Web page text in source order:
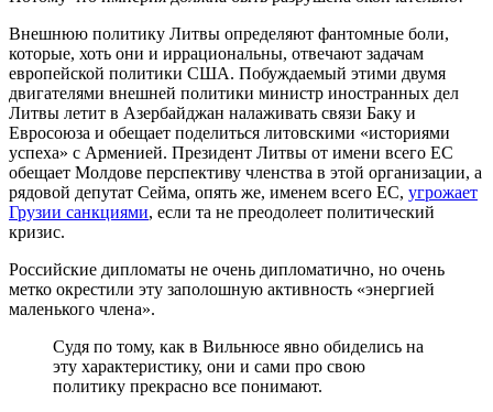
Внешнюю политику Литвы определяют фантомные боли,
которые, хоть они и иррациональны, отвечают задачам
европейской политики США. Побуждаемый этими двумя
двигателями внешней политики министр иностранных дел
Литвы летит в Азербайджан налаживать связи Баку и
Евросоюза и обещает поделиться литовскими «историями
успеха» с Арменией. Президент Литвы от имени всего ЕС
обещает Молдове перспективу членства в этой организации, а
рядовой депутат Сейма, опять же, именем всего ЕС, угрожает
Грузии санкциями, если та не преодолеет политический
кризис.
Российские дипломаты не очень дипломатично, но очень
метко окрестили эту заполошную активность «энергией
маленького члена».
Судя по тому, как в Вильнюсе явно обиделись на
эту характеристику, они и сами про свою
политику прекрасно все понимают.